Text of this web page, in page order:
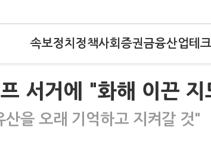
속보정치 정책사회 증권금융산업테크
서거에 "화해 이끈 지
을 오래 기억하고 지켜갈 것"